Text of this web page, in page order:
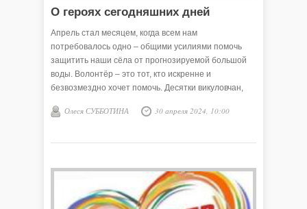
О героях сегодняшних дней
Апрель стал месяцем, когда всем нам
потребовалось одно – общими усилиями помочь
защитить наши сёла от прогнозируемой большой
воды. Волонтёр – это тот, кто искренне и
безвозмездно хочет помочь. Десятки викуловчан,
служб других районов внесли и вносят вклад в
Олеся СУББОТИНА 30 апреля 2024, 10:00